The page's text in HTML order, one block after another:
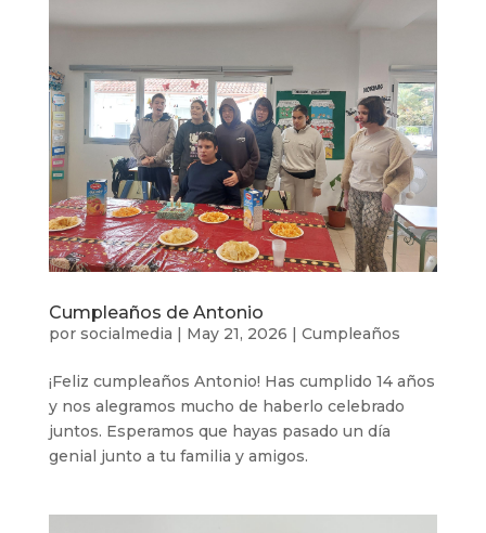
Cumpleaños de Antonio
por socialmedia | May 21, 2026 | Cumpleaños
¡Feliz cumpleaños Antonio! Has cumplido 14 años
y nos alegramos mucho de haberlo celebrado
juntos. Esperamos que hayas pasado un día
genial junto a tu familia y amigos.